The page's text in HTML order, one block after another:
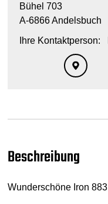
Bühel 703
A-6866 Andelsbuch
Ihre Kontaktperson:
Beschreibung
Wunderschöne Iron 883